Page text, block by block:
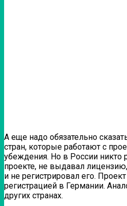
А еще надо обязательно
стран, которые работают с
убеждения. Но в России никто
проекте, не выдавал
и не регистрировал его.
регистрацией в Германии.
других странах.